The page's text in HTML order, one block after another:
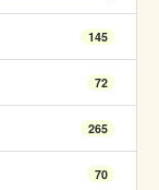
145
72
265
70